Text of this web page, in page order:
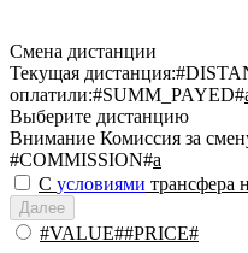
Смена дистанции
Текущая дистанция:
оплатили:#SUMM_PAYED#
Выберите дистанцию
Внимание Комиссия за
#COMMISSION#a
С условиями трансфера
Далее
#VALUE##PRICE#